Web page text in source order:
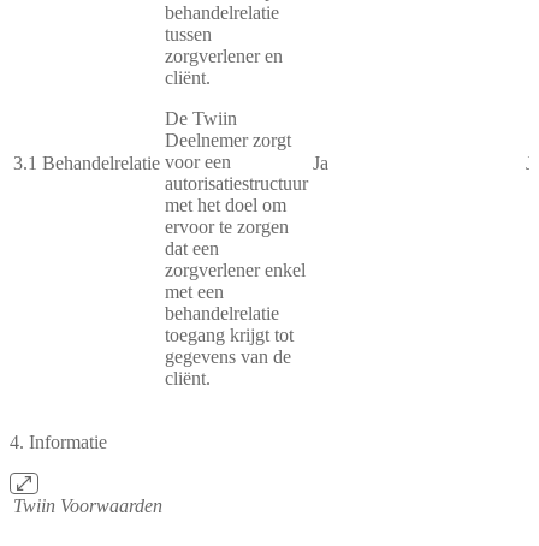
3.1 Behandelrelatie
behandelrelatie
tussen
zorgverlener en
cliënt.
De Twiin
Deelnemer zorgt
voor een
autorisatiestructuur
met het doel om
ervoor te zorgen
dat een
zorgverlener enkel
met een
behandelrelatie
toegang krijgt tot
gegevens van de
cliënt.
Ja
4. Informatie
Twiin Voorwaarden